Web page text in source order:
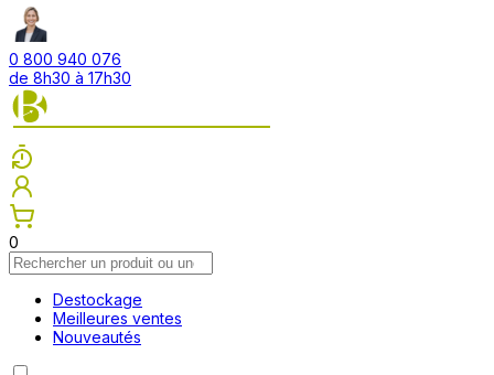
0 800 940 076
de 8h30 à 17h30
0
Destockage
Meilleures ventes
Nouveautés